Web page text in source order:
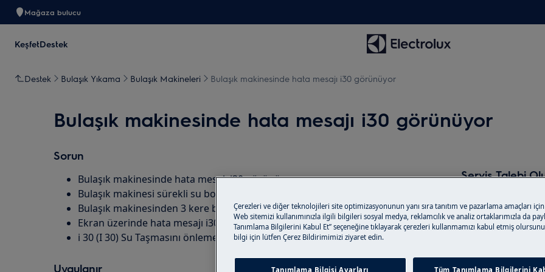
Mağaza bulucu
KeşfetDestek
Destek Bulaşık Yıkama Bulaşık Makineleri Bulaşık makinesinde hata mesajı i30 görünüyor
Bulaşık makinesinde hata mesajı i30 görünüyor
Sorun
Bulaşık makinesinde hata mesajı i30 görünüyor
Bulaşık makinesi sürekli su boşaltıyor
Bulaşık makinesinden 3 kere bip sesi geliyor veya LED 3 kere yanıp sönüyor
Ekran üzerinde hata mesajı i30 gösteriliyor
i 30 (I 30) Su Taşmasını önleme sistemi devrede
Uygulanır
Servis Talebi
Düzenli ürün
Electrolux yetkili
yedek parçalarla
Servis
Çerezleri ve diğer teknolojileri site optimizasyonunun yanı sıra tanıtım ve pazarlama amaçları
Web sitemizi kullanımınızla ilgili bilgileri sosyal medya, reklamcılık ve analiz ortaklarımızla da
Tanımlama Bilgilerini Kabul Et” seçeneğine tıklayarak çerezleri kullanmamızı kabul etmiş
bilgi için lütfen Çerez Bildirimimizi ziyaret edin.
Tanımlama Bilgisi Ayarları Tüm Tanımlama Bilgilerini